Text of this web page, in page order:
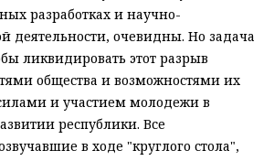
разработках и научно-
деятельности, очевидны. Но задача
ликвидировать этот разрыв
общества и возможностями их
и участием молодежи в
республики. Все
в ходе "круглого стола",